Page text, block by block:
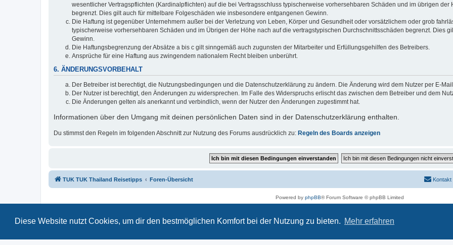
Diese Website nutzt Cookies, um dir den bestmöglichen Komfort bei der Nutzung zu bieten. Mehr erfahren
wesentlicher Vertragspflichten (Kardinalpflichten) auf die bei Vertragsschluss typischerweise vorhersehbaren Schäden und im übrigen
begrenzt. Dies gilt auch für mittelbare Folgeschäden wie insbesondere entgangenen Gewinn.
Die Haftung ist gegenüber Unternehmern außer bei der Verletzung von Leben, Körper und Gesundheit oder vorsätzlichem oder grob
typischerweise vorhersehbaren Schäden und im Übrigen der Höhe nach auf die vertragstypischen Durchschnittsschäden begrenzt. Dies
Gewinn.
Die Haftungsbegrenzung der Absätze a bis c gilt sinngemäß auch zugunsten der Mitarbeiter und Erfüllungsgehilfen des Betreibers.
Ansprüche für eine Haftung aus zwingendem nationalem Recht bleiben unberührt.
6. ÄNDERUNGSVORBEHALT
Der Betreiber ist berechtigt, die Nutzungsbedingungen und die Datenschutzerklärung zu ändern. Die Änderung wird dem Nutzer per E-
Der Nutzer ist berechtigt, den Änderungen zu widersprechen. Im Falle des Widerspruchs erlischt das zwischen dem Betreiber und dem
Die Änderungen gelten als anerkannt und verbindlich, wenn der Nutzer den Änderungen zugestimmt hat.
Informationen über den Umgang mit deinen persönlichen Daten sind in der Datenschutzerklärung enthalten.
Du stimmst den Regeln im folgenden Abschnitt zur Nutzung des Forums ausdrücklich zu: Regeln des Boards anzeigen
TUK TUK Thailand Reisetipps Foren-Übersicht Kontakt
Powered by phpBB® Forum Software © phpBB Limited